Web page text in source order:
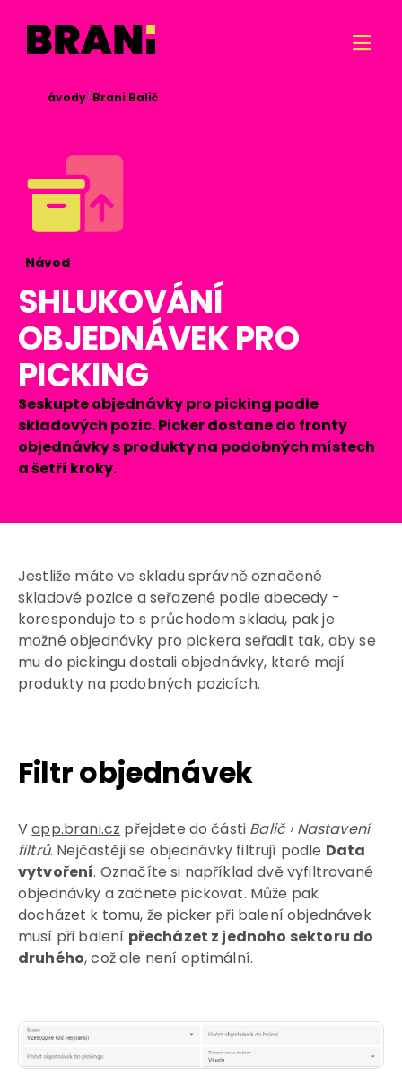

Návody/Brani Balič
Návod
SHLUKOVÁNÍ
OBJEDNÁVEK PRO
PICKING
Seskupte objednávky pro picking podle
skladových pozic. Picker dostane do fronty
objednávky s produkty na podobných místech
a šetří kroky.
Jestliže máte ve skladu správně označené
skladové pozice a seřazené podle abecedy -
koresponduje to s průchodem skladu, pak je
možné objednávky pro pickera seřadit tak, aby se
mu do pickingu dostali objednávky, které mají
produkty na podobných pozicích.
Filtr objednávek
Vapp.brani.cz přejdete do části Balič › Nastavení
filtrů. Nejčastěji se objednávky filtrují podle Data
vytvoření. Označíte si například dvě vyfiltrované
objednávky a začnete pickovat. Může pak
docházet k tomu, že picker při balení objednávek
musí při balení přecházet z jednoho sektoru do
druhého, což ale není optimální.